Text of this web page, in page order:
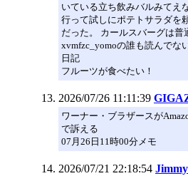
いている立ち飲みバルみてえ
行って試しにポテトサラダを
だった。 カールスバーグは普
xvmfzc_yomoの誰も読んでな
日記
フルーツが食べたい！
2026/07/26 11:11:39
ワーナー・ブラザースが
で訴える
07月26日11時00分メモ
2026/07/21 22:18:54